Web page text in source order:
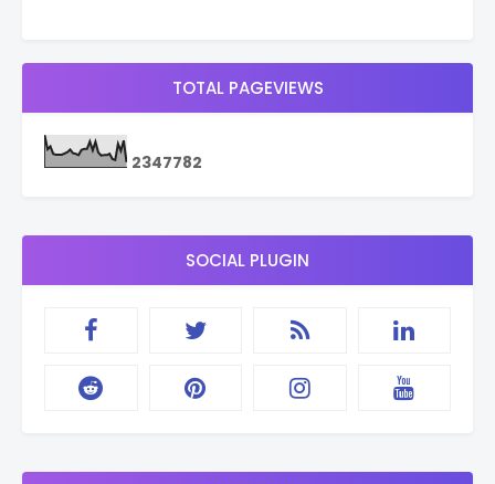
TOTAL PAGEVIEWS
2347782
SOCIAL PLUGIN